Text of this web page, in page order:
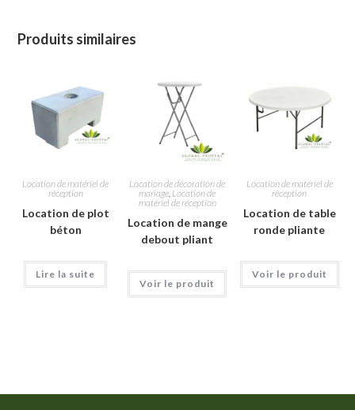
Produits similaires
Location de matériel de
réception
Location de plot
béton
Lire la suite
Location de décoration de
mariage Location de
matériel de réception
Location de mange
debout pliant
Voir le produit
Location de matériel de
réception
Location de table
ronde pliante
Voir le produit